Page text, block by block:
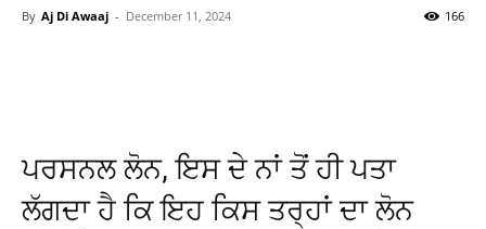
By Aj Di Awaaj - December 11, 2024 166
ਪਰਸਨਲ ਲੋਨ, ਇਸ ਦੇ ਨਾਂ ਤੋਂ ਹੀ ਪਤਾ
ਲੱਗਦਾ ਹੈ ਕਿ ਇਹ ਕਿਸ ਤਰ੍ਹਾਂ ਦਾ ਲੋਨ